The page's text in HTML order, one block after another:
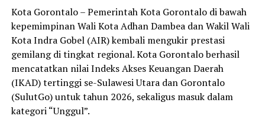
secara menyeluruh, tidak hanya menyasar pengecer
skala kecil tetapi juga distributor dan toko-toko besar
yang melanggar aturan.
Dalam daftar pemeringkatan nasional tersebut, Kota
Denpasar menempati posisi puncak dengan tingkat rasa
aman masyarakat melebihi 81 persen, disusul oleh Kota
Yogyakarta, Surakarta, Semarang, Magelang, dan
Kota Gorontalo – Pemerintah Kota Gorontalo di bawah
kepemimpinan Wali Kota Adhan Dambea dan Wakil Wali
Kota Indra Gobel (AIR) kembali mengukir prestasi
gemilang di tingkat regional. Kota Gorontalo berhasil
mencatatkan nilai Indeks Akses Keuangan Daerah
(IKAD) tertinggi se-Sulawesi Utara dan Gorontalo
(SulutGo) untuk tahun 2026, sekaligus masuk dalam
kategori “Unggul”.